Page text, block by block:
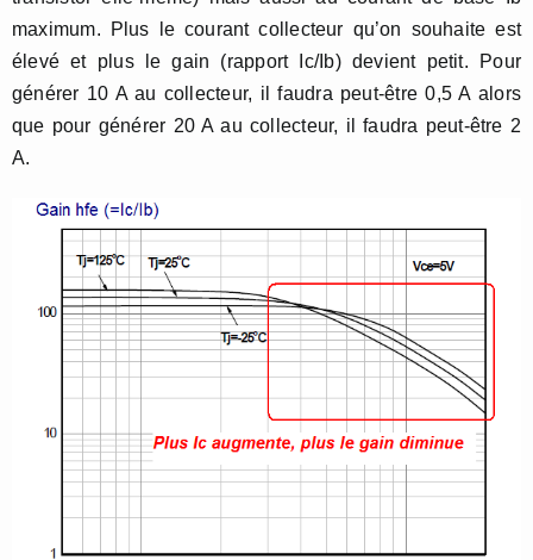
maximum. Plus le courant collecteur qu’on souhaite est
élevé et plus le gain (rapport Ic/Ib) devient petit. Pour
générer 10 A au collecteur, il faudra peut-être 0,5 A alors
que pour générer 20 A au collecteur, il faudra peut-être 2
A.